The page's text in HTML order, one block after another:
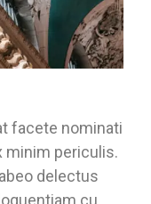
facete nominati
minim periculis.
delectus
cu